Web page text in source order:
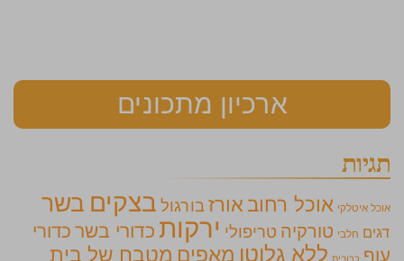
ארכיון מתכונים
תגיות
אוכל איטלקי אוכל רחוב אורזבורגול בצקים בשר
דגים חלבי טורקיה טריפולי ירקות כדורי בשר כדורי
עוף כרובית ללא גלוטן מאפים מטבח של בית